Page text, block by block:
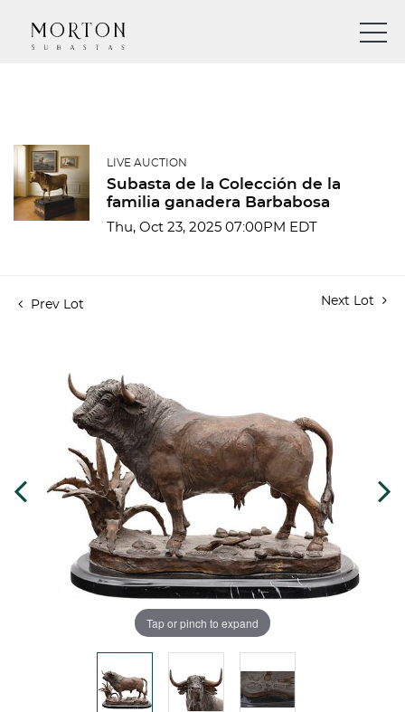
LIVE AUCTION
Subasta de la Colección de la
familia ganadera Barbabosa
Thu, Oct 23, 2025 07:00PM EDT
Prev Lot Next Lot
Tap or pinch to expand